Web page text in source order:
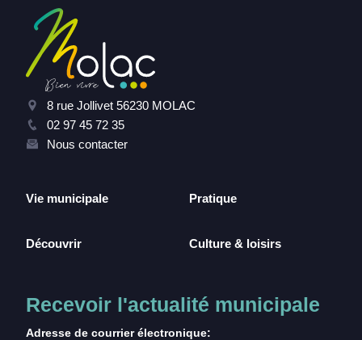
8 rue Jollivet 56230 MOLAC
02 97 45 72 35
Nous contacter
Vie municipale
Découvrir
Pratique
Culture & loisirs
Recevoir l'actualité municipale
Adresse de courrier électronique: